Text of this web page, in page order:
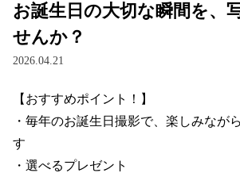
お誕生日の大切な瞬間を、
せんか？
2026.04.21
【おすすめポイント！】
・毎年のお誕生日撮影で、楽しみなが
す
・選べるプレゼント